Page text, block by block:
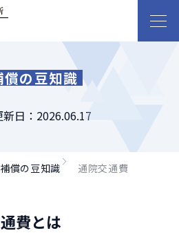
の豆知識
新日： 2026.06.17
償の豆知識 通院交通費
費とは